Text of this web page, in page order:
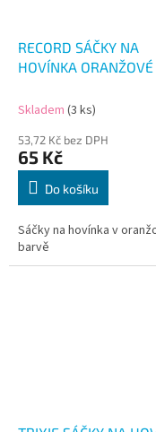
RECORD SÁČKY NA
HOVÍNKA
Skladem (3 ks)
53,72 Kč bez DPH
65 Kč
Do košíku
Sáčky na hovínka v
barvě